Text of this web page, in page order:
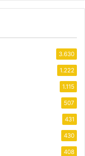
3.630
1.222
1.115
507
431
430
408